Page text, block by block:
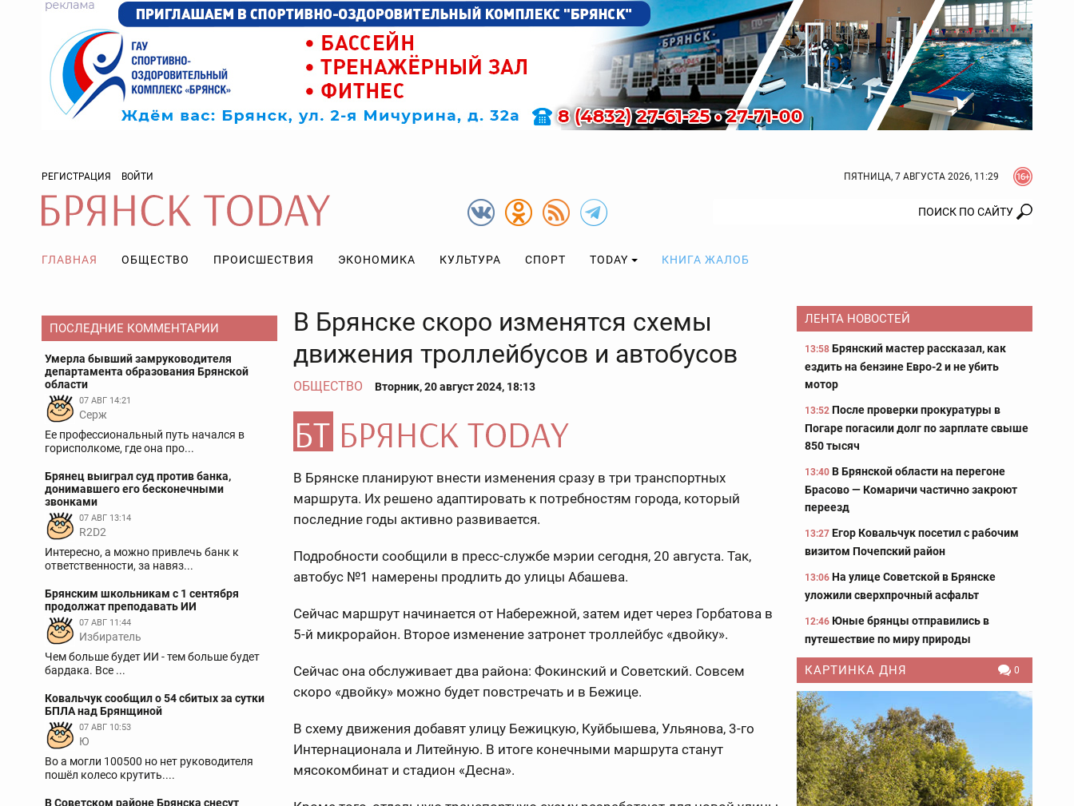
РЕГИСТРАЦИЯ ВОЙТИ ПЯТНИЦА, 7 АВГУСТА 2026, 11:29
ГЛАВНАЯ ОБЩЕСТВО ПРОИСШЕСТВИЯ ЭКОНОМИКА КУЛЬТУРА СПОРТ TODAY КНИГА ЖАЛОБ
ПОСЛЕДНИЕ КОММЕНТАРИИ
Умерла бывший замруководителя
департамента образования Брянской
области
07 АВГ 14:21
Серж
Ее профессиональный путь начался в
горисполкоме, где она про...
Брянец выиграл суд против банка,
донимавшего его бесконечными
звонками
07 АВГ 13:14
R2D2
Интересно, а можно привлечь банк к
ответственности, за навяз...
Брянским школьникам с 1 сентября
продолжат преподавать ИИ
07 АВГ 11:44
Избиратель
Чем больше будет ИИ - тем больше будет
бардака. Все ...
Ковальчук сообщил о 54 сбитых за сутки
БПЛА над Брянщиной
07 АВГ 10:53
Ю
Во а могли 100500 но нет руководителя
пошёл колесо крутить....
В Советском районе Брянска снесут
В Брянске скоро изменятся схемы
движения троллейбусов и автобусов
ОБЩЕСТВО Вторник, 20 август 2024, 18:13
В Брянске планируют внести изменения сразу в три транспортных
маршрута. Их решено адаптировать к потребностям города, который
последние годы активно развивается.
Подробности сообщили в пресс-службе мэрии сегодня, 20 августа. Так,
автобус №1 намерены продлить до улицы Абашева.
Сейчас маршрут начинается от Набережной, затем идет через Горбатова в
5-й микрорайон. Второе изменение затронет троллейбус «двойку».
Сейчас она обслуживает два района: Фокинский и Советский. Совсем
скоро «двойку» можно будет повстречать и в Бежице.
В схему движения добавят улицу Бежицкую, Куйбышева, Ульянова, 3-го
Интернационала и Литейную. В итоге конечными маршрута станут
мясокомбинат и стадион «Десна».
ЛЕНТА НОВОСТЕЙ
13:58 Брянский мастер рассказал, как
ездить на бензине Евро-2 и не убить
мотор
13:52 После проверки прокуратуры в
Погаре погасили долг по зарплате свыше
850 тысяч
13:40 В Брянской области на перегоне
Брасово — Комаричи частично закроют
переезд
13:27 Егор Ковальчук посетил с рабочим
визитом Почепский район
13:06 На улице Советской в Брянске
уложили сверхпрочный асфальт
12:46 Юные брянцы отправились в
путешествие по миру природы
КАРТИНКА ДНЯ 0